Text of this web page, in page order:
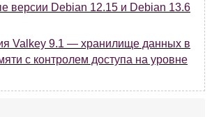
версии Debian 12.15 и Debian 13.6
Valkey 9.1 — хранилище данных в
с контролем доступа на уровне